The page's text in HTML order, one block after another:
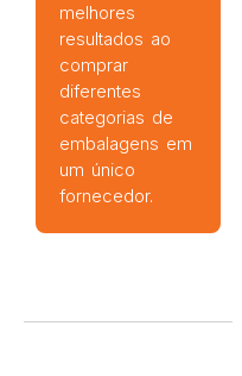
melhores
resultados ao
comprar
diferentes
categorias de
embalagens em
um único
fornecedor.